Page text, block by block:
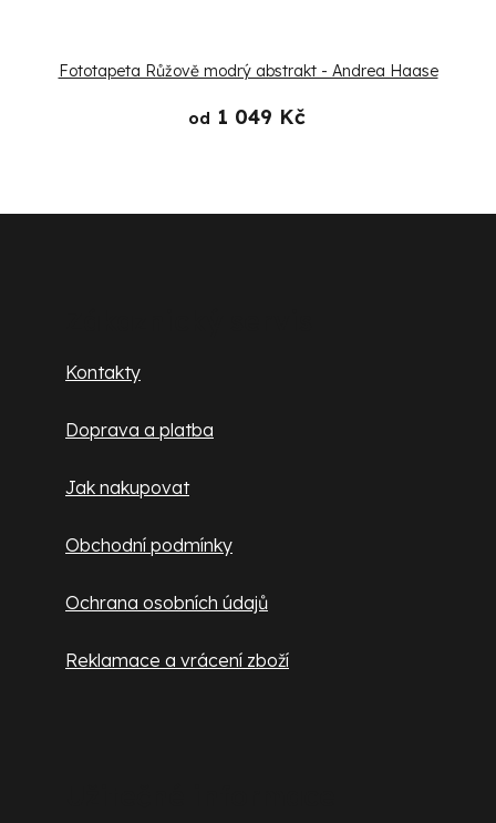
Fototapeta Růžově modrý abstrakt - Andrea Haase
od 1 049 Kč
Kontakty
Doprava a platba
Jak nakupovat
Obchodní podmínky
Ochrana osobních údajů
Reklamace a vrácení zboží